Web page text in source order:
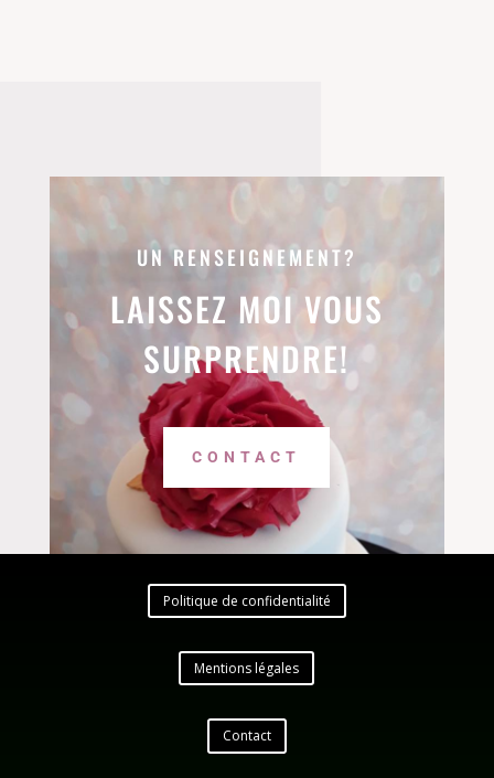
UN RENSEIGNEMENT?
LAISSEZ MOI VOUS
SURPRENDRE!
CONTACT
Politique de confidentialité
Mentions légales
Contact